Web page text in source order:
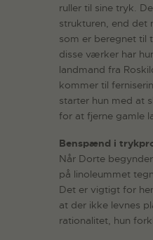
ruller til sine tryk.
strukturen, end det
som er beregnet til
disse værker har
landmand fra
kommer til
starter hun med at
for at fjerne gamle
Benspænd i
Når Dorte
på linoleummet
Det er vigtigt for
at der ikke levnes
rationalitet, hun